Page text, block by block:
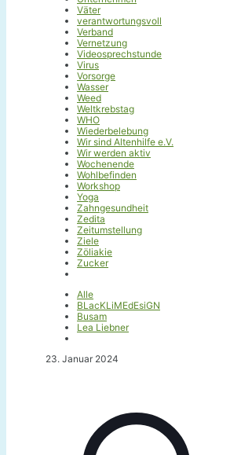
Väter
verantwortungsvoll
Verband
Vernetzung
Videosprechstunde
Virus
Vorsorge
Wasser
Weed
Weltkrebstag
WHO
Wiederbelebung
Wir sind Altenhilfe e.V.
Wir werden aktiv
Wochenende
Wohlbefinden
Workshop
Yoga
Zahngesundheit
Zedita
Zeitumstellung
Ziele
Zöliakie
Zucker
Alle
BLacKLiMEdEsiGN
Busam
Lea Liebner
23. Januar 2024